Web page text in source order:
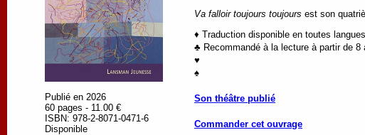
Publié en 2026
60 pages - 11.00 €
ISBN: 978-2-8071-0471-6
Disponible
Va falloir toujours toujours est son
♦ Traduction disponible en toutes langues
♣ Recommandé à la lecture à partir de 8
♥
♠
Son théâtre publié
Commander cet ouvrage